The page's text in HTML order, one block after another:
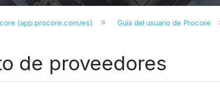
(app.procore.com/es) Guía del usuario de Procore
de proveedores